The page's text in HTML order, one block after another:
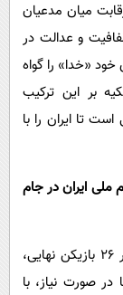
میان مدعیان
و عدالت در
«خدا» را گواه
بر این ترکیب
تا ایران را با
ملی ایران در جام
محمد خلیفه و امید نورافکن قرار است علاوه بر ۲۶ بازیکن نهایی،
در صورت نیاز، با